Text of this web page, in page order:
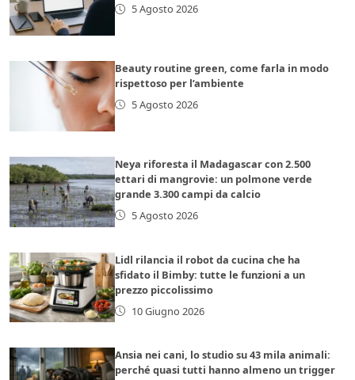
5 Agosto 2026
Beauty routine green, come farla in modo
rispettoso per l’ambiente
5 Agosto 2026
Neya riforesta il Madagascar con 2.500
ettari di mangrovie: un polmone verde
grande 3.300 campi da calcio
5 Agosto 2026
Lidl rilancia il robot da cucina che ha
sfidato il Bimby: tutte le funzioni a un
prezzo piccolissimo
10 Giugno 2026
Ansia nei cani, lo studio su 43 mila animali:
perché quasi tutti hanno almeno un trigger